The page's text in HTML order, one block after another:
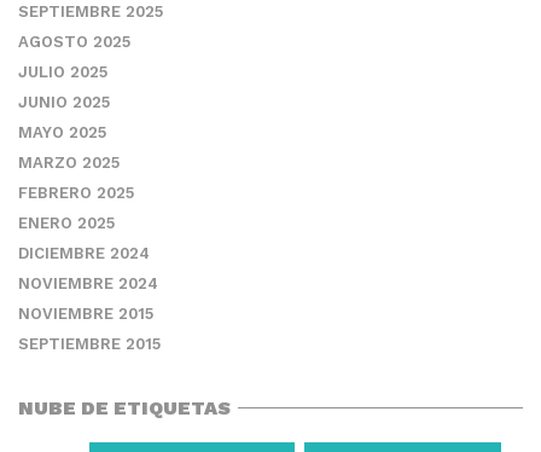
SEPTIEMBRE 2025
AGOSTO 2025
JULIO 2025
JUNIO 2025
MAYO 2025
MARZO 2025
FEBRERO 2025
ENERO 2025
DICIEMBRE 2024
NOVIEMBRE 2024
NOVIEMBRE 2015
SEPTIEMBRE 2015
NUBE DE ETIQUETAS